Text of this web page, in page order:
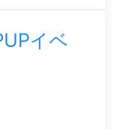
イベ